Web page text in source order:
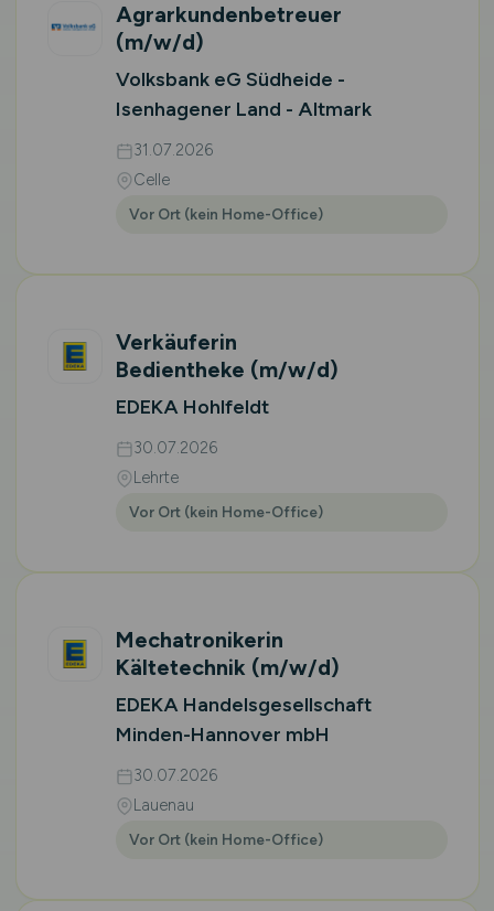
Agrarkundenbetreuer
(m/w/d)
Volksbank eG Südheide -
Isenhagener Land - Altmark
31.07.2026
Celle
Vor Ort (kein Home-Office)
Verkäuferin
Bedientheke (m/w/d)
EDEKA Hohlfeldt
30.07.2026
Lehrte
Vor Ort (kein Home-Office)
Mechatronikerin
Kältetechnik (m/w/d)
EDEKA Handelsgesellschaft
Minden-Hannover mbH
30.07.2026
Lauenau
Vor Ort (kein Home-Office)